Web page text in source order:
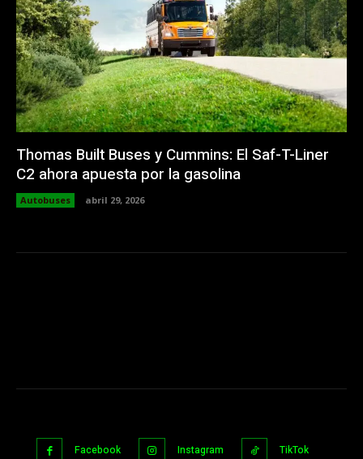
Thomas Built Buses y Cummins: El Saf-T-Liner
C2 ahora apuesta por la gasolina
Autobuses abril 29, 2026
Facebook Instagram TikTok